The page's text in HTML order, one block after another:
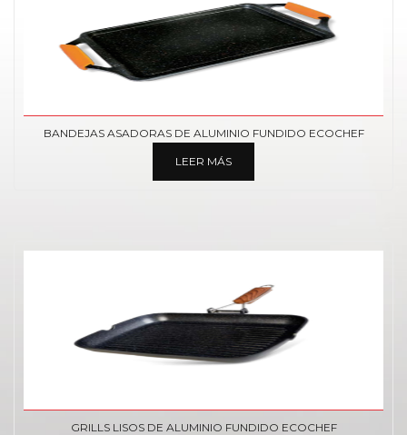
BANDEJAS ASADORAS DE ALUMINIO FUNDIDO ECOCHEF
LEER MÁS
GRILLS LISOS DE ALUMINIO FUNDIDO ECOCHEF